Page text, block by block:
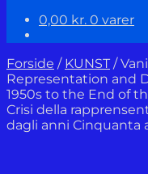
0,00 kr. 0 varer
Forside / KUNST /
Representation and
1950s to the End of
Crisi della
dagli anni Cinquanta